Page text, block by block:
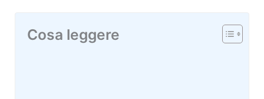
Cosa leggere